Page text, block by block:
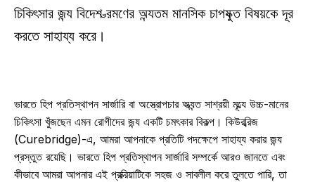
চিকিৎসার জন্য বিদেশ ভ্রমণের অন্যতম মানসিক চাপযুক্ত বিষয়কে দূর
করতে সাহায্য করে।
ভারতে হিপ প্রতিস্থাপন সার্জারি বা অস্ত্রোপচার অত্যন্ত সাশ্রয়ী মূল্যে উচ্চ-মানের
চিকিৎসা খুঁজছেন এমন রোগীদের জন্য একটি চমৎকার বিকল্প। কিউরব্রিজ
(Curebridge)-এ, আমরা আপনাকে প্রতিটি পদক্ষেপে সাহায্য করার জন্য
প্রস্তুত রয়েছি। ভারতে হিপ প্রতিস্থাপন সার্জারি সম্পর্কে আরও জানতে এবং
কীভাবে আমরা আপনার এই প্রক্রিয়াটিকে সহজ ও সাবলীল করে তুলতে পারি, তা